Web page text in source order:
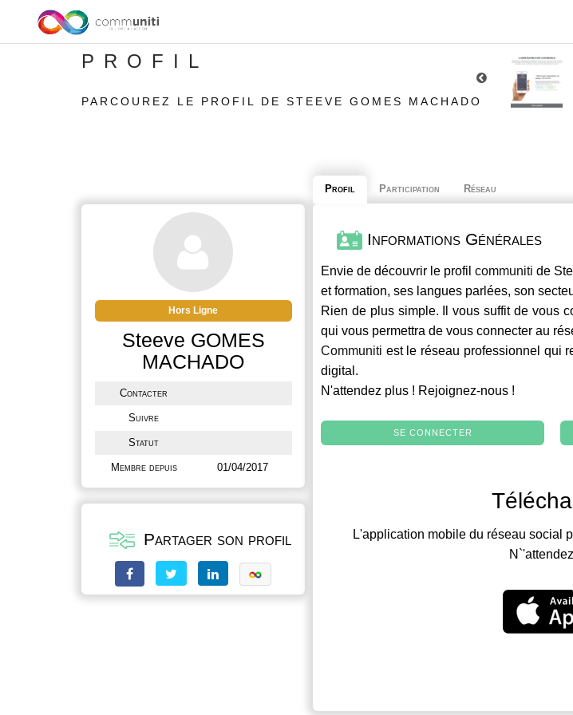
PROFIL
PARCOUREZ LE PROFIL DE STEEVE GOMES MACHADO
Hors Ligne
Steeve GOMES
MACHADO
Contacter
Suivre
Statut
Membre depuis 01/04/2017
Partager son profil
Profil Participation Réseau
Informations Générales
Envie de découvrir le profil communiti de
et formation, ses langues parlées, son
Rien de plus simple. Il vous suffit de vous
qui vous permettra de vous connecter au
Communiti est le réseau professionnel qui
digital.
N'attendez plus ! Rejoignez-nous !
SE CONNECTER
L'application mobile du réseau social